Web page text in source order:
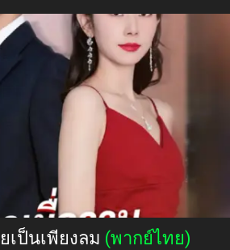
เป็นเพียงลม (พากย์ไทย)